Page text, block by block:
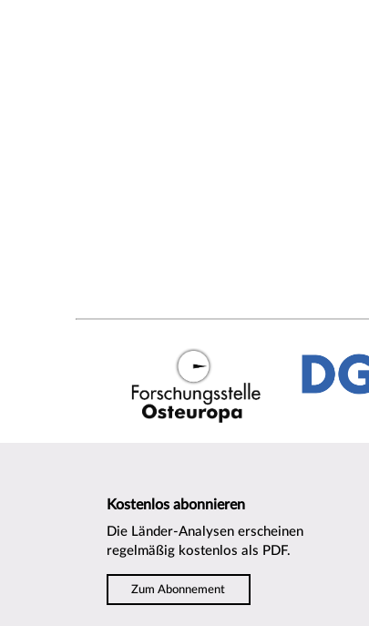
Kostenlos abonnieren
Die Länder-Analysen erscheinen
regelmäßig kostenlos als PDF.
Zum Abonnement